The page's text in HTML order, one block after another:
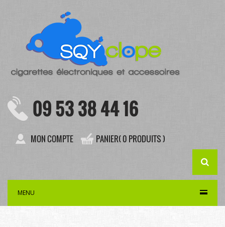
09 53 38 44 16
MON COMPTE PANIER( 0 PRODUITS )
MENU